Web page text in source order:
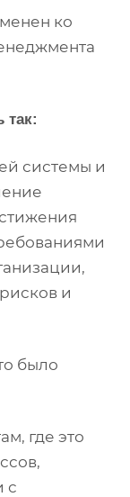
ко
так:
системы и
и
было
где это
с